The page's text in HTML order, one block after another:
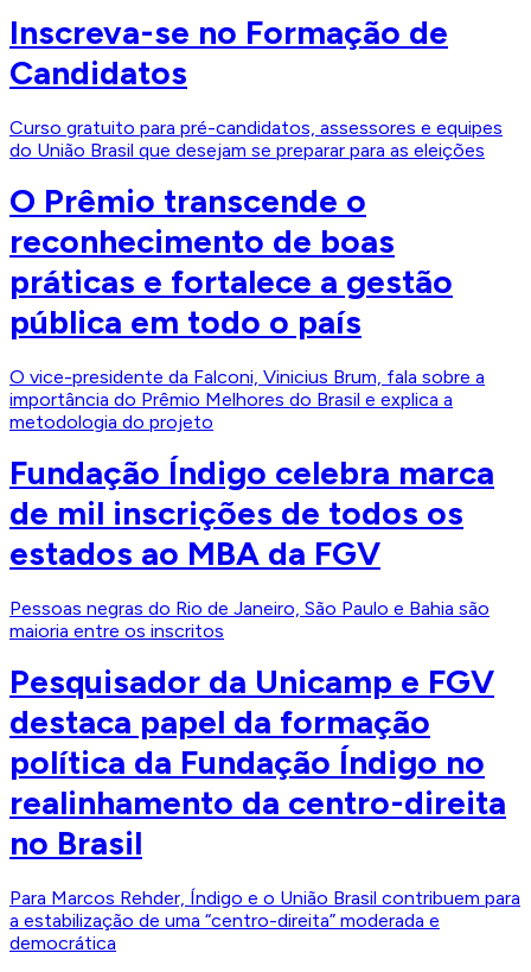
Inscreva-se no Formação de
Candidatos
Curso gratuito para pré-candidatos, assessores e equipes
do União Brasil que desejam se preparar para as eleições
O Prêmio transcende o
reconhecimento de boas
práticas e fortalece a gestão
pública em todo o país
O vice-presidente da Falconi, Vinicius Brum, fala sobre a
importância do Prêmio Melhores do Brasil e explica a
metodologia do projeto
Fundação Índigo celebra marca
de mil inscrições de todos os
estados ao MBA da FGV
Pessoas negras do Rio de Janeiro, São Paulo e Bahia são
maioria entre os inscritos
Pesquisador da Unicamp e FGV
destaca papel da formação
política da Fundação Índigo no
realinhamento da centro-direita
no Brasil
Para Marcos Rehder, Índigo e o União Brasil contribuem para
a estabilização de uma “centro-direita” moderada e
democrática